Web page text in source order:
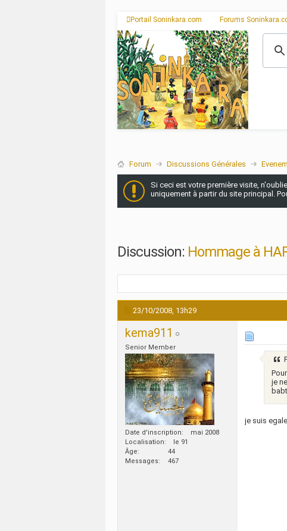
Portail Soninkara.com Forums
Forum Discussions Générales
Si ceci est votre première visite,
uniquement à partir du site principal.
Discussion: Hommage à
23/10/2008, 13h29
kema911
Senior Member
Date d'inscription
mai 2008
Localisation
le 91
Âge
44
Messages
467
je
je suis